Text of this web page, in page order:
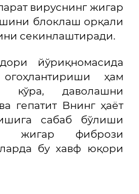
вируснинг жигар
блоклаш орқали
секинлаштиради.
йўриқномасида
ҳам
кўра, даволашни
гепатит Bнинг ҳаёт
сабаб бўлиши
жигар фибрози
бу хавф юқори